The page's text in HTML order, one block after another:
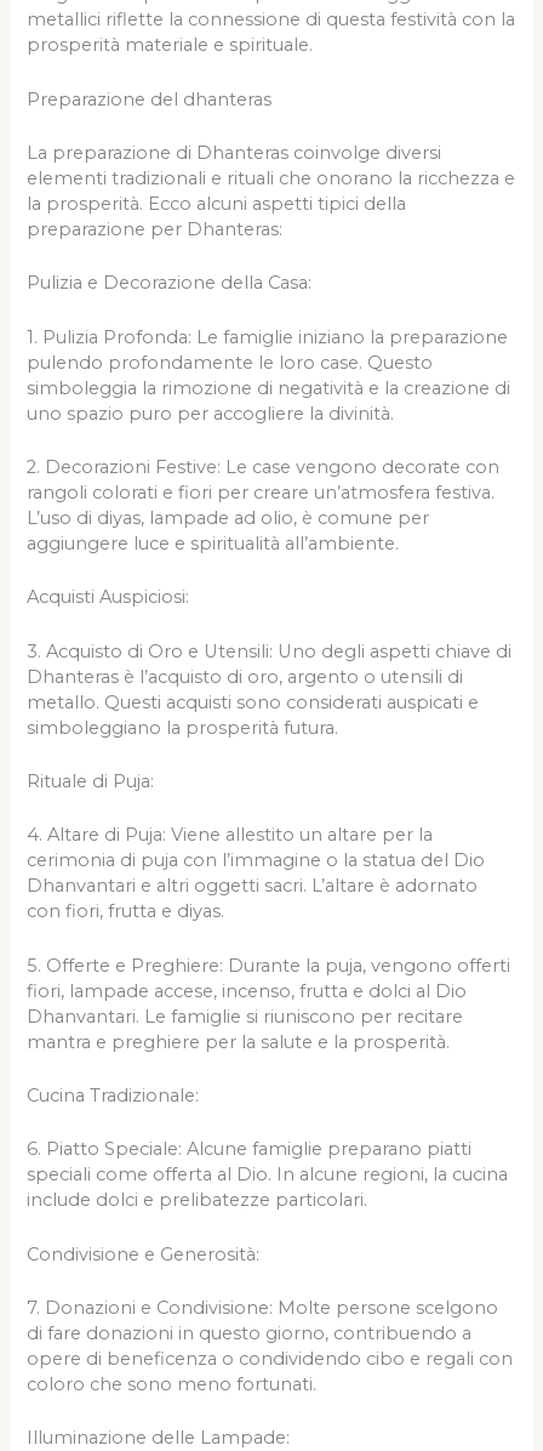
metallici riflette la connessione di questa festività con la
prosperità materiale e spirituale.
Preparazione del dhanteras
La preparazione di Dhanteras coinvolge diversi
elementi tradizionali e rituali che onorano la ricchezza e
la prosperità. Ecco alcuni aspetti tipici della
preparazione per Dhanteras:
Pulizia e Decorazione della Casa:
1. Pulizia Profonda: Le famiglie iniziano la preparazione
pulendo profondamente le loro case. Questo
simboleggia la rimozione di negatività e la creazione di
uno spazio puro per accogliere la divinità.
2. Decorazioni Festive: Le case vengono decorate con
rangoli colorati e fiori per creare un’atmosfera festiva.
L’uso di diyas, lampade ad olio, è comune per
aggiungere luce e spiritualità all’ambiente.
Acquisti Auspiciosi:
3. Acquisto di Oro e Utensili: Uno degli aspetti chiave di
Dhanteras è l’acquisto di oro, argento o utensili di
metallo. Questi acquisti sono considerati auspicati e
simboleggiano la prosperità futura.
Rituale di Puja:
4. Altare di Puja: Viene allestito un altare per la
cerimonia di puja con l’immagine o la statua del Dio
Dhanvantari e altri oggetti sacri. L’altare è adornato
con fiori, frutta e diyas.
5. Offerte e Preghiere: Durante la puja, vengono offerti
fiori, lampade accese, incenso, frutta e dolci al Dio
Dhanvantari. Le famiglie si riuniscono per recitare
mantra e preghiere per la salute e la prosperità.
Cucina Tradizionale:
6. Piatto Speciale: Alcune famiglie preparano piatti
speciali come offerta al Dio. In alcune regioni, la cucina
include dolci e prelibatezze particolari.
Condivisione e Generosità:
7. Donazioni e Condivisione: Molte persone scelgono
di fare donazioni in questo giorno, contribuendo a
opere di beneficenza o condividendo cibo e regali con
coloro che sono meno fortunati.
Illuminazione delle Lampade: